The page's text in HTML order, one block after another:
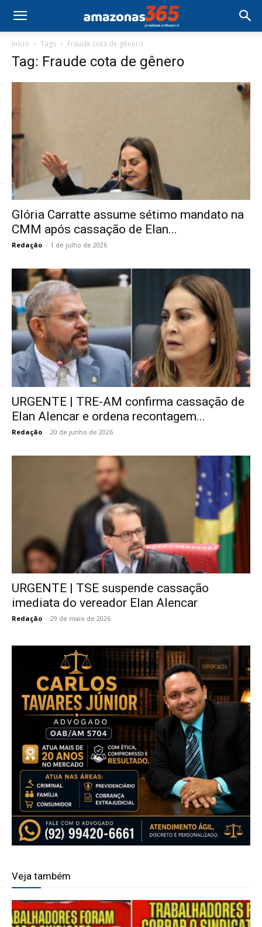
Início Tags Fraude cota de gênero
Tag: Fraude cota de gênero
Glória Carratte assume sétimo mandato na
CMM após cassação de Elan...
Redação - 1 de julho de 2026
URGENTE | TRE-AM confirma cassação de
Elan Alencar e ordena recontagem...
Redação - 20 de junho de 2026
URGENTE | TSE suspende cassação
imediata do vereador Elan Alencar
Redação - 29 de maio de 2026
Veja também